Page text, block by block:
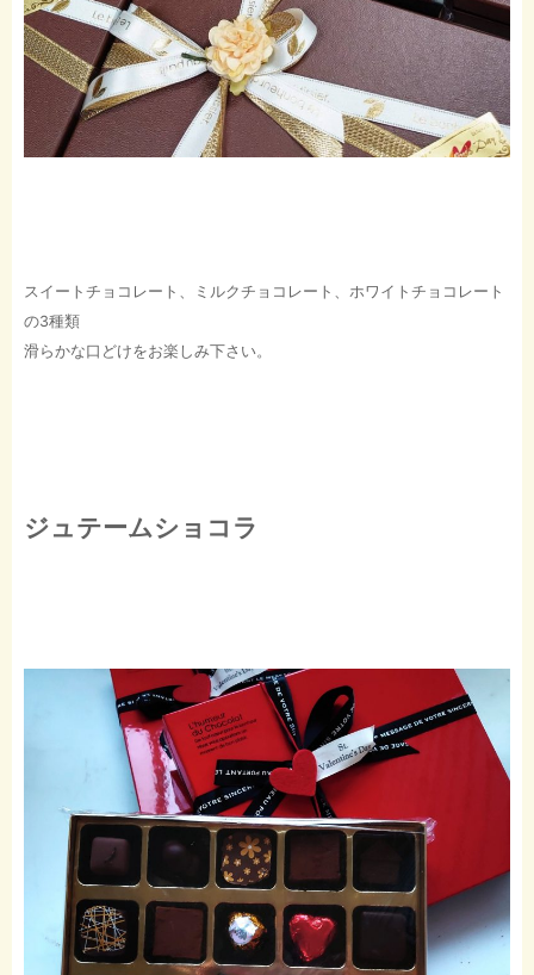
スイートチョコレート、ミルクチョコレート、ホワイトチョコレート
の3種類
滑らかな口どけをお楽しみ下さい。
ジュテームショコラ